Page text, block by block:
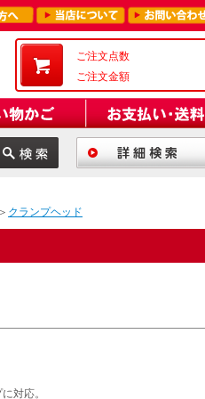
ご注文点数
ご注文金額
＞ クランプヘッド
対応。